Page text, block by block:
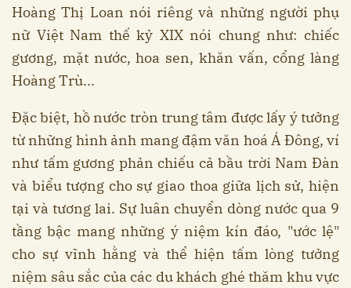
Hoàng Thị Loan nói riêng và những người phụ
nữ Việt Nam thế kỷ XIX nói chung như: chiếc
gương, mặt nước, hoa sen, khăn vấn, cổng làng
Hoàng Trù...
Đặc biệt, hồ nước tròn trung tâm được lấy ý tưởng
từ những hình ảnh mang đậm văn hoá Á Đông, ví
như tấm gương phản chiếu cả bầu trời Nam Đàn
và biểu tượng cho sự giao thoa giữa lịch sử, hiện
tại và tương lai. Sự luân chuyển dòng nước qua 9
tầng bậc mang những ý niệm kín đáo, "ước lệ"
cho sự vĩnh hằng và thể hiện tấm lòng tưởng
niệm sâu sắc của các du khách ghé thăm khu vực